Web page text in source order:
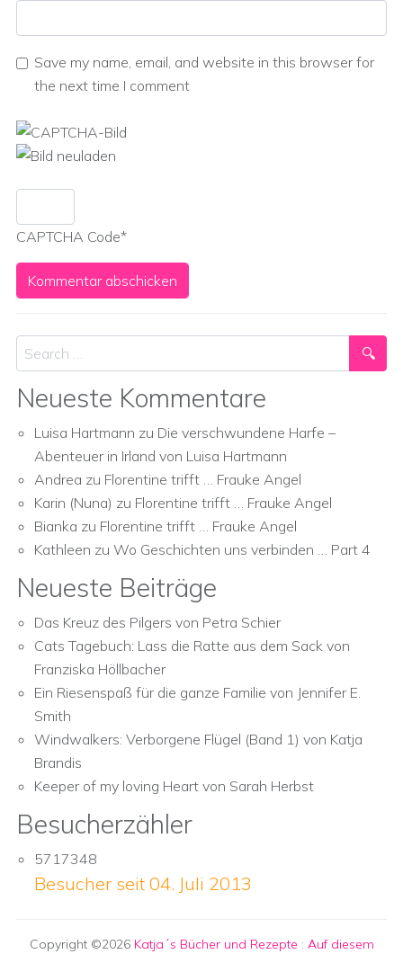
Save my name, email, and website in this browser for
the next time I comment
CAPTCHA Code*
Search
Neueste Kommentare
Luisa Hartmann zu Die verschwundene Harfe –
Abenteuer in Irland von Luisa Hartmann
Andrea zu Florentine trifft … Frauke Angel
Karin (Nuna) zu Florentine trifft … Frauke Angel
Bianka zu Florentine trifft … Frauke Angel
Kathleen zu Wo Geschichten uns verbinden … Part 4
Neueste Beiträge
Das Kreuz des Pilgers von Petra Schier
Cats Tagebuch: Lass die Ratte aus dem Sack von
Franziska Höllbacher
Ein Riesenspaß für die ganze Familie von Jennifer E.
Smith
Windwalkers: Verborgene Flügel (Band 1) von Katja
Brandis
Keeper of my loving Heart von Sarah Herbst
Besucherzähler
5717348
Besucher seit 04. Juli 2013
Copyright ©2026 Katja´s Bücher und Rezepte : Auf diesem